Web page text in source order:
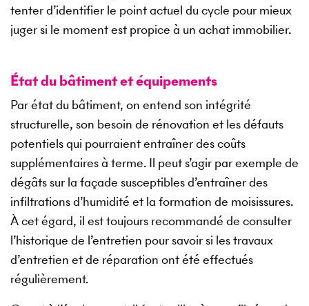
tenter d’identifier le point actuel du cycle pour mieux
juger si le moment est propice à un achat immobilier.
État du bâtiment et équipements
Par état du bâtiment, on entend son intégrité
structurelle, son besoin de rénovation et les défauts
potentiels qui pourraient entraîner des coûts
supplémentaires à terme. Il peut s’agir par exemple de
dégâts sur la façade susceptibles d’entraîner des
infiltrations d’humidité et la formation de moisissures.
À cet égard, il est toujours recommandé de consulter
l’historique de l’entretien pour savoir si les travaux
d’entretien et de réparation ont été effectués
régulièrement.